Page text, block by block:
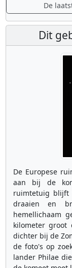
De
Dit
De Europese
aan bij de
ruimtetuig blijft
draaien en
hemellichaam
kilometer
dichter bij de
de foto's op
lander Philae